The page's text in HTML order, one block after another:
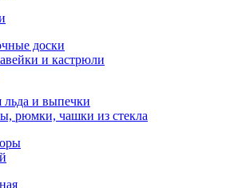
доски
и кастрюли
льда и выпечки
рюмки, чашки из стекла